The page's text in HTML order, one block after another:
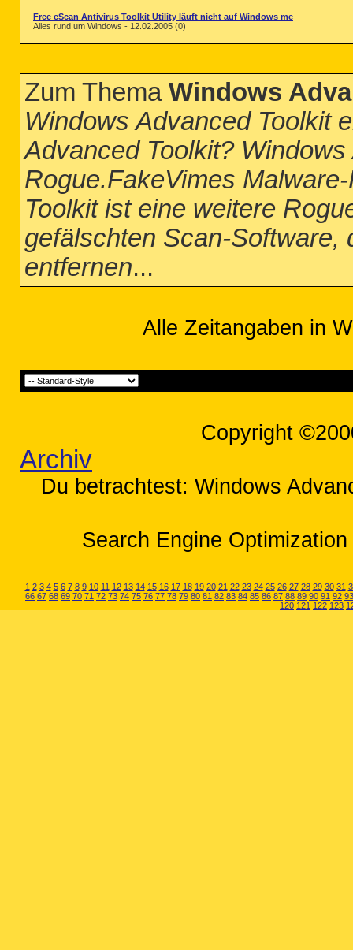
Free eScan Antivirus Toolkit Utility läuft nicht auf Windows me
Alles rund um Windows - 12.02.2005 (0)
Zum Thema Windows
Windows Advanced Toolkit
Advanced Toolkit?
Rogue.FakeVimes
Toolkit ist eine weitere
gefälschten Scan-Software,
entfernen...
Alle Zeitangaben in
Copyright
Archiv
Du betrachtest: Windows
Search Engine
1 2 3 4 5 6 7 8 9 10 11 12 13 14 15 16 17 18 19 20 21 22 23 24 25 26 27 28 29 30 31
66 67 68 69 70 71 72 73 74 75 76 77 78 79 80 81 82 83 84 85 86 87 88 89 90 91 92 93
120 121 122 123